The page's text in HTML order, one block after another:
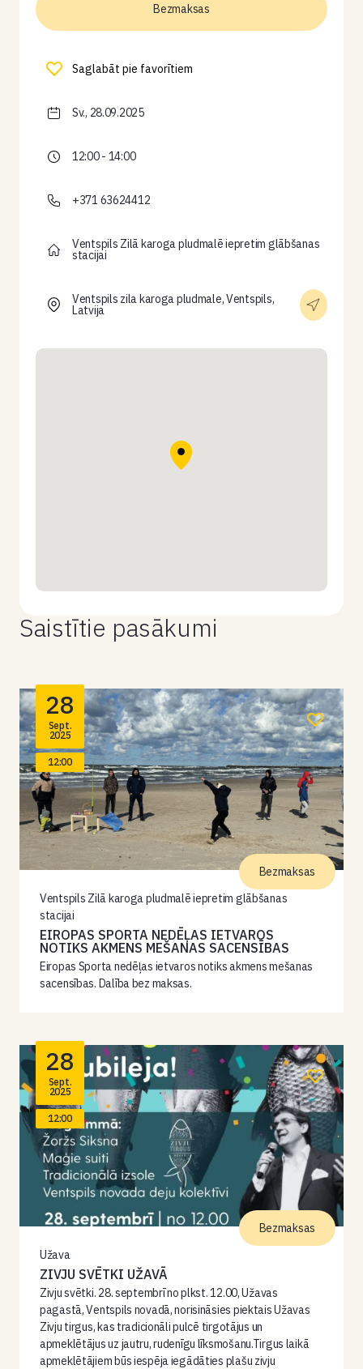
Bezmaksas
Saglabāt pie favorītiem
Sv., 28.09.2025
12:00 - 14:00
+371 63624412
Ventspils Zilā karoga pludmalē iepretim glābšanas
stacijai
Ventspils zila karoga pludmale, Ventspils,
Latvija
Saistītie pasākumi
28
Sept.
2025
12:00
Ventspils Zilā karoga pludmalē iepretim glābšanas
stacijai
EIROPAS SPORTA NEDĒĻAS IETVAROS
NOTIKS AKMENS MEŠANAS SACENSĪBAS
Eiropas Sporta nedēļas ietvaros notiks akmens mešanas
sacensības. Dalība bez maksas.
Bezmaksas
28
Sept.
2025
12:00
Užava
ZIVJU SVĒTKI UŽAVĀ
Zivju svētki. 28. septembrī no plkst. 12.00, Užavas
pagastā, Ventspils novadā, norisināsies piektais Užavas
Zivju tirgus, kas tradicionāli pulcē tirgotājus un
apmeklētājus uz jautru, rudenīgu līksmošanu.Tirgus laikā
apmeklētājiem būs iespēja iegādāties plašu zivju
Bezmaksas